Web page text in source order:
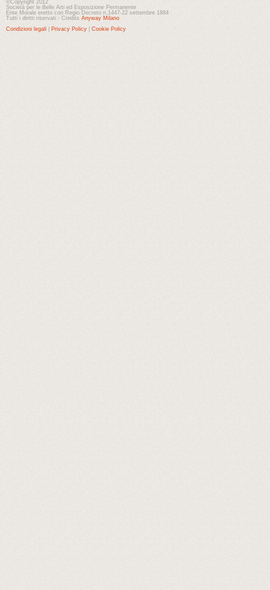
©Copyright 2012
Società per le Belle Arti ed Esposizione Permanente
Ente Morale eretto con Regio Decreto n.1447-22 settembre 1884
Tutti i diritti riservati - Credits Anyway Milano
Condizioni legali
Privacy Policy Cookie Policy